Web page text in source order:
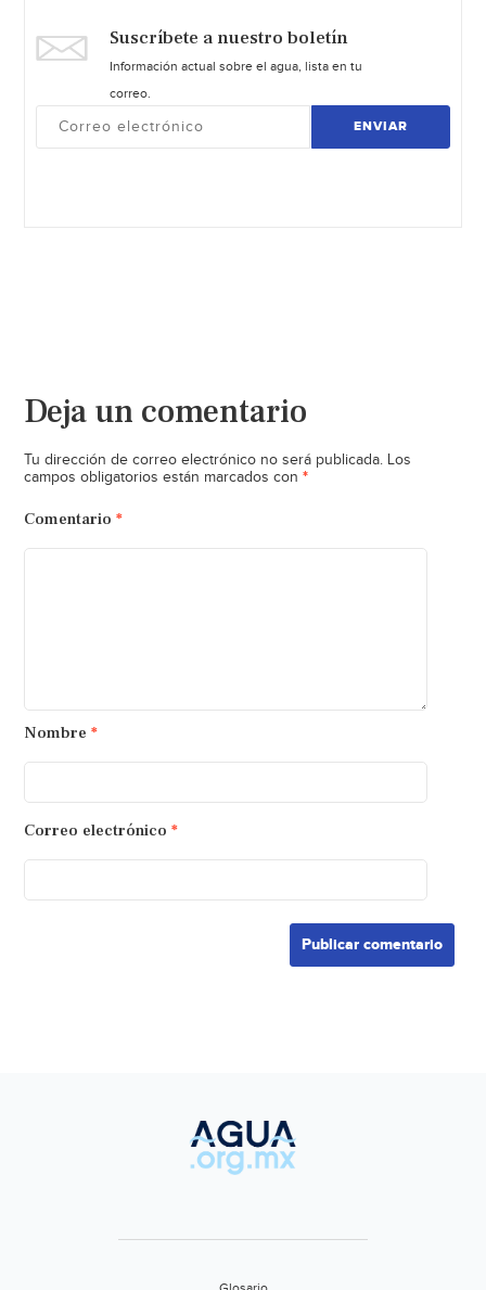
Suscríbete a nuestro boletín
Información actual sobre el agua, lista en tu
correo.
ENVIAR
Deja un comentario
Tu dirección de correo electrónico no será publicada. Los
campos obligatorios están marcados con *
Comentario *
Nombre *
Correo electrónico *